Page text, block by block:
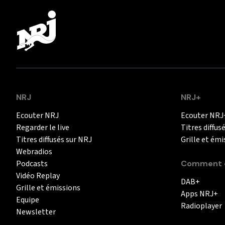
NRJ
Ecouter NRJ
Regarder le live
Titres diffusés sur NRJ
Webradios
Podcasts
Vidéo Replay
Grille et émissions
Equipe
Newsletter
NRJ+
Ecouter
Titres
Grille et
Comment
DAB+
Apps NRJ+
Radioplayer